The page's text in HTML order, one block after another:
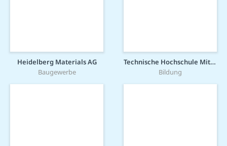
Heidelberg Materials AG
Baugewerbe
Technische Hochschule Mittelhessen
Bildung